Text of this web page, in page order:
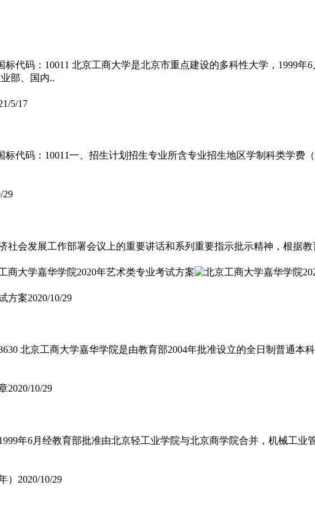
代码：10011 北京工商大学是北京市重点建设的多科性大学，1999
部、国内..
5/17
代码：10011一、招生计划招生专业所含专业招生地区学制科类学费
29
社会发展工作部署会议上的重要讲话和系列重要指示批示精神，根据
方案2020/10/29
北京工商大学嘉华学院是由教育部2004年批准设立的全日制普通本
2020/10/29
年6月经教育部批准由北京轻工业学院与北京商学院合并，机械工业
） 2020/10/29